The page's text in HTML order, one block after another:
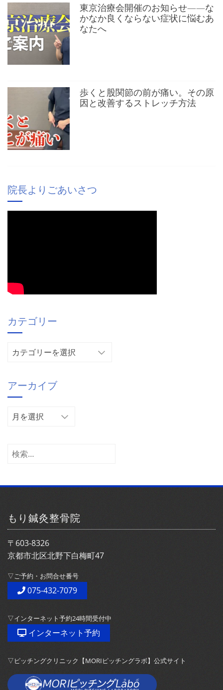
東京治療会開催のお知らせ——な
かなか良くならない症状に悩むあ
なたへ
歩くと股関節の前が痛い。その原
因と改善するストレッチ方法
院長よりごあいさつ
カテゴリー
リ
ー
アーカイブ
ア
イ
検
もり鍼灸整骨院
〒603-8326
京都市北区北野下白梅町47
▽ご予約・お問合せ番号
075-432-7079
▽インターネット予約24時間受付中
インターネット予約
▽ピッチングクリニック【MORIピッチングラボ】公式サイト